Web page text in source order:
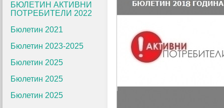
БЮЛЕТИН АКТИВНИ
ПОТРЕБИТЕЛИ 2022
Бюлетин 2021
Бюлетин 2023-2025
Бюлетин 2025
Бюлетин 2025
Бюлетин 2025